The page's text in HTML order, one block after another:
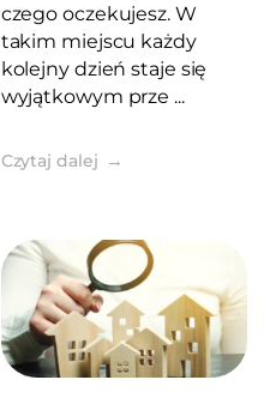
czego oczekujesz. W
takim miejscu każdy
kolejny dzień staje się
wyjątkowym prze ...
Czytaj dalej